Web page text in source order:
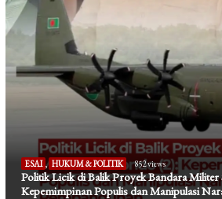
ESAI , HUKUM & POLITIK 852 views
Politik Licik di Balik Proyek Bandara
Kepemimpinan Populis dan Manipulasi